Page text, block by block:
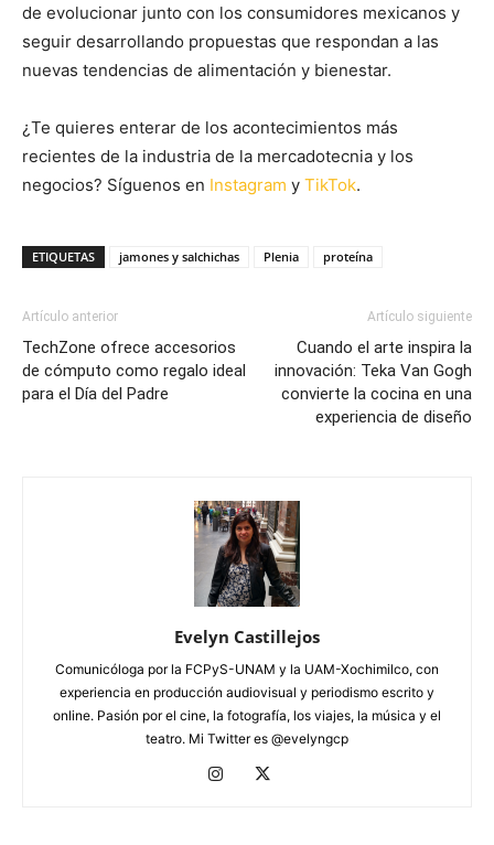
de evolucionar junto con los consumidores mexicanos y
seguir desarrollando propuestas que respondan a las
nuevas tendencias de alimentación y bienestar.
¿Te quieres enterar de los acontecimientos más
recientes de la industria de la mercadotecnia y los
negocios? Síguenos en Instagram y TikTok.
ETIQUETAS jamones y salchichas Plenia proteína
Artículo anterior
TechZone ofrece accesorios
de cómputo como regalo ideal
para el Día del Padre
Artículo siguiente
Cuando el arte inspira la
innovación: Teka Van Gogh
convierte la cocina en una
experiencia de diseño
Evelyn Castillejos
Comunicóloga por la FCPyS-UNAM y la UAM-Xochimilco, con
experiencia en producción audiovisual y periodismo escrito y
online. Pasión por el cine, la fotografía, los viajes, la música y el
teatro. Mi Twitter es @evelyngcp